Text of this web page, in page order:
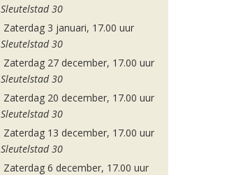
Sleutelstad 30
Zaterdag 3 januari, 17.00 uur
Sleutelstad 30
Zaterdag 27 december, 17.00 uur
Sleutelstad 30
Zaterdag 20 december, 17.00 uur
Sleutelstad 30
Zaterdag 13 december, 17.00 uur
Sleutelstad 30
Zaterdag 6 december, 17.00 uur